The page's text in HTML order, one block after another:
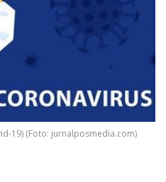
19) (Foto: jurnalposmedia.com)